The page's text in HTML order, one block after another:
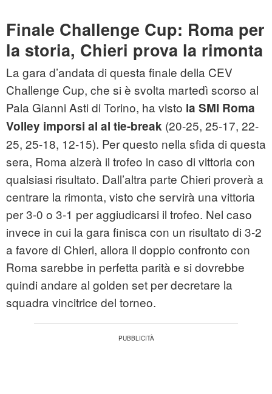
Finale Challenge Cup: Roma per
la storia, Chieri prova la rimonta
La gara d’andata di questa finale della CEV
Challenge Cup, che si è svolta martedì scorso al
Pala Gianni Asti di Torino, ha visto la SMI Roma
Volley imporsi al al tie-break (20-25, 25-17, 22-
25, 25-18, 12-15). Per questo nella sfida di questa
sera, Roma alzerà il trofeo in caso di vittoria con
qualsiasi risultato. Dall’altra parte Chieri proverà a
centrare la rimonta, visto che servirà una vittoria
per 3-0 o 3-1 per aggiudicarsi il trofeo. Nel caso
invece in cui la gara finisca con un risultato di 3-2
a favore di Chieri, allora il doppio confronto con
Roma sarebbe in perfetta parità e si dovrebbe
quindi andare al golden set per decretare la
squadra vincitrice del torneo.